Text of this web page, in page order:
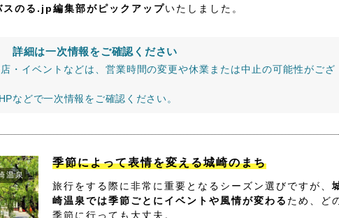
スのる.jp編集部がピックアップいたしました。
詳細は一次情報をご確認ください
・イベントなどは、営業時間の変更や休業または中止の可能性がござ
などで一次情報をご確認ください。
温泉
季節によって表情を変える城崎のまち
旅行をする際に非常に重要となるシーズン選びですが、
崎温泉では季節ごとにイベントや風情が変わる ため、ど
季節に行っても大丈夫。